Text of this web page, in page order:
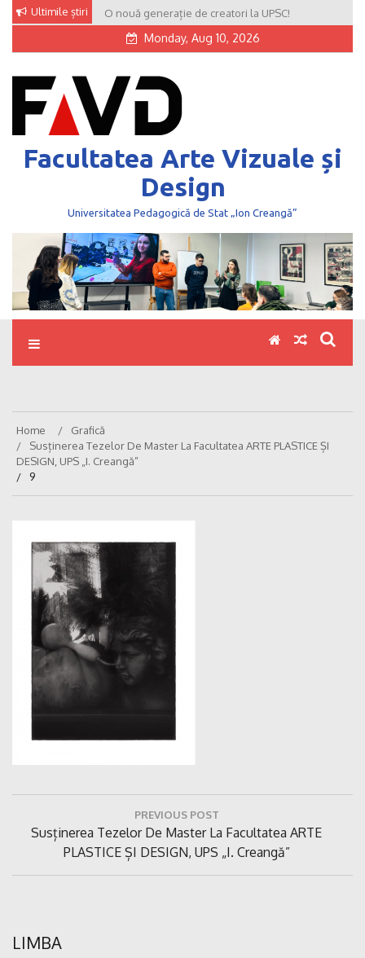
Skip
content
Ultimile știri O nouă generație de creatori la UPSC!
Monday, Aug 10, 2026
Facultatea Arte Vizuale și
Design
Universitatea Pedagogică de Stat „Ion Creangă”
Home
Grafică
Susținerea Tezelor De Master La Facultatea ARTE PLASTICE ȘI
DESIGN, UPS „I. Creangă”
9
articole
PREVIOUS POST
Previous
Susținerea Tezelor De Master La Facultatea ARTE
PLASTICE ȘI DESIGN, UPS „I. Creangă”
LIMBA